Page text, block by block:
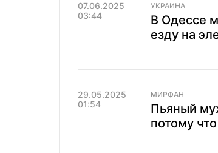
07.06.2025
03:44
УКРАИНА
В Одессе
езду на
29.05.2025
01:54
МИРФАН
Пьяный
потому